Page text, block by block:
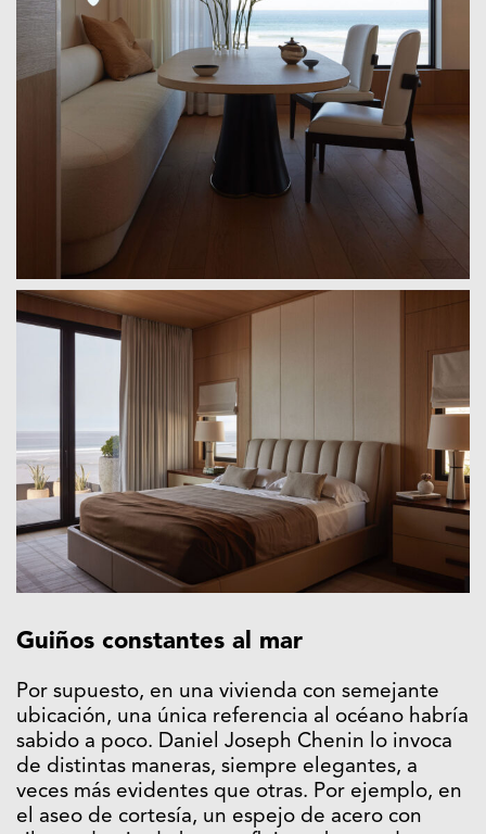
Guiños constantes al mar
Por supuesto, en una vivienda con semejante
ubicación, una única referencia al océano habría
sabido a poco. Daniel Joseph Chenin lo invoca
de distintas maneras, siempre elegantes, a
veces más evidentes que otras. Por ejemplo, en
el aseo de cortesía, un espejo de acero con